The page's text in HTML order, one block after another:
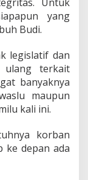
Untuk
yang
Budi.
legislatif dan
ulang terkait
banyaknya
maupun
kali ini.
korban
ke depan ada